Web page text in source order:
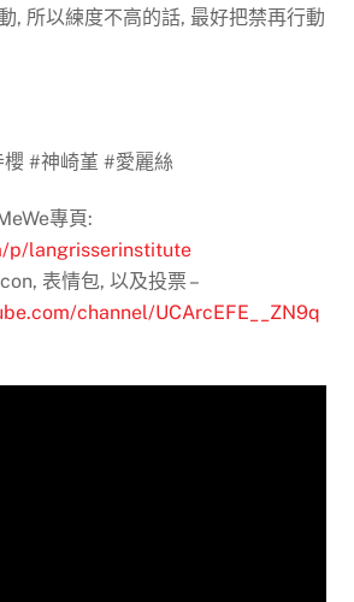
, 所以練度不高的話, 最好把禁再行動
#神崎堇 #愛麗絲
專頁:
p/langrisserinstitute
表情包, 以及投票 –
channel/UCArcEFE__ZN9q